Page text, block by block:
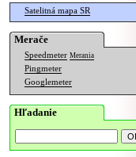
Satelitná mapa SR
Merače
Speedmeter Merania
Pingmeter
Googlemeter
Hľadanie